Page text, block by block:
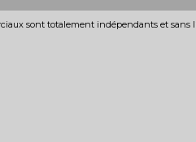
sont totalement indépendants et